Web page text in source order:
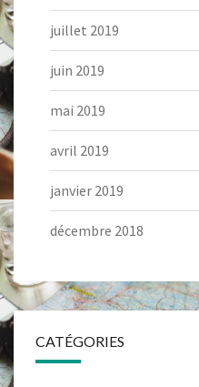
juillet 2019
juin 2019
mai 2019
avril 2019
janvier 2019
décembre 2018
CATÉGORIES